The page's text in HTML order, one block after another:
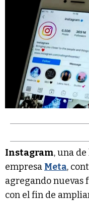
Instagram, una
empresa Meta,
agregando nuevas
con el fin de